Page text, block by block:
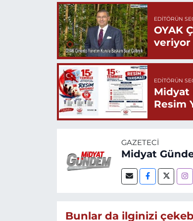
EDITÖRÜN
OYAK
veriyor
EDITÖRÜN
Midyat
Resim
GAZETECI
Midyat
Bunlar da ilginizi